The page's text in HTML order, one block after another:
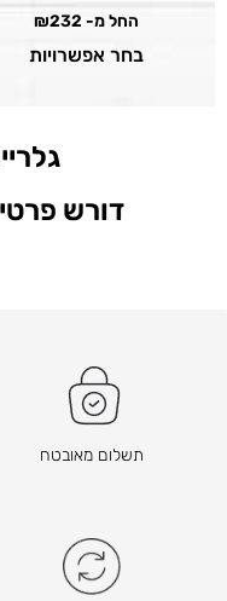
החל מ- ₪232
בחר אפשרויות
דורש
תשלום מאובטח